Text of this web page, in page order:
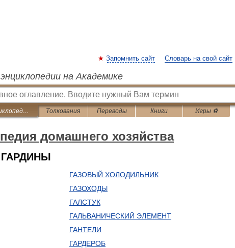
Запомнить сайт Словарь на свой сайт
на Академике
Краткая энциклопедия домашнего хозяйства Толкования Переводы Книги Игры ⚽
домашнего хозяйства
ГАЗОВЫЙ ХОЛОДИЛЬНИК
ГАЗОХОДЫ
ГАЛСТУК
ГАЛЬВАНИЧЕСКИЙ ЭЛЕМЕНТ
ГАНТЕЛИ
ГАРДЕРОБ